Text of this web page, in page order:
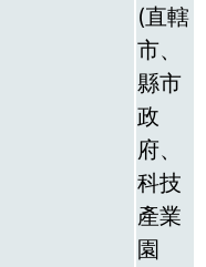
(直轄
市、
縣市
政
府、
科技
產業
園